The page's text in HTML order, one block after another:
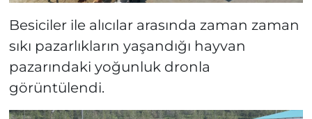
Besiciler ile alıcılar arasında zaman zaman
sıkı pazarlıkların yaşandığı hayvan
pazarındaki yoğunluk dronla
görüntülendi.